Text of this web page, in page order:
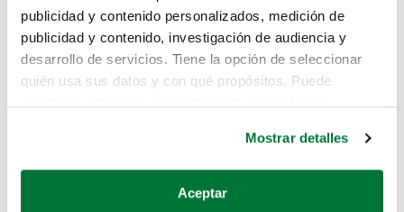
publicidad y contenido personalizados, medición de
publicidad y contenido, investigación de audiencia y
desarrollo de servicios. Tiene la opción de seleccionar
quién usa sus datos y con qué propósitos. Puede
Si lo permite, también quisiéramos:
Mostrar detalles
Aceptar
te hemos traido hasta aquí.
Pero puedes encontrar el coche que estás
buscando en alguno de estos enlaces:
Coches de segunda mano